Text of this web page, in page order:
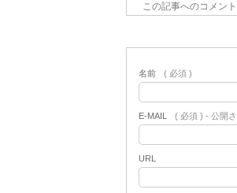
この記事へのコメント
名前 ( 必須 )
E-MAIL ( 必須 ) - 公開
URL